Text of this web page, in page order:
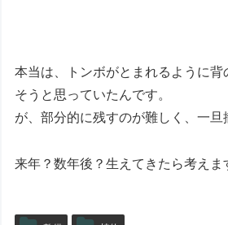
本当は、トンボがとまれるように
そうと思っていたんです。
が、部分的に残すのが難しく、一旦
来年？数年後？生えてきたら考えま